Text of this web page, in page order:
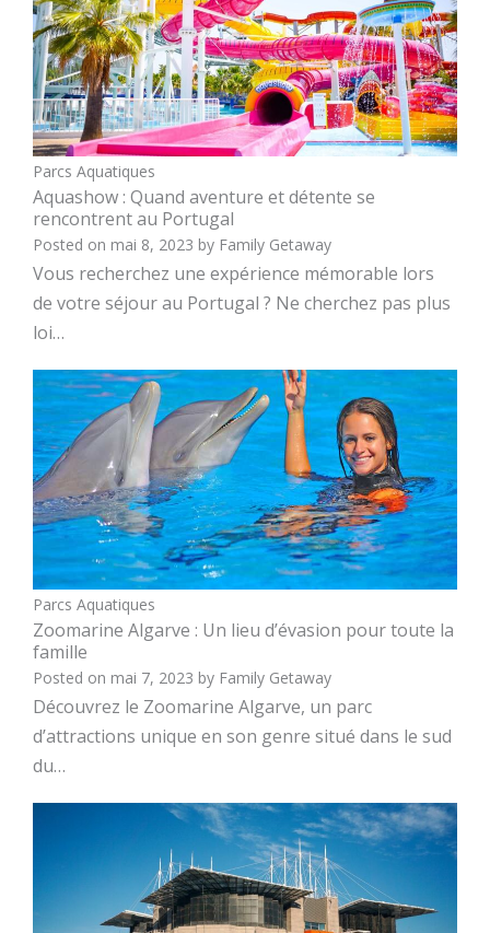
Parcs Aquatiques
Aquashow : Quand aventure et détente se
rencontrent au Portugal
Posted on mai 8, 2023 by Family Getaway
Vous recherchez une expérience mémorable lors
de votre séjour au Portugal ? Ne cherchez pas plus
loi…
Parcs Aquatiques
Zoomarine Algarve : Un lieu d’évasion pour toute la
famille
Posted on mai 7, 2023 by Family Getaway
Découvrez le Zoomarine Algarve, un parc
d’attractions unique en son genre situé dans le sud
du…